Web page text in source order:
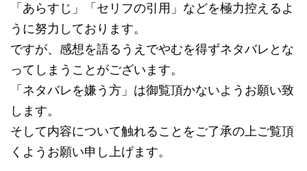
「あらすじ」「セリフの引用」などを極力控えるよ
うに努力しております。
ですが、感想を語るうえでやむを得ずネタバレとな
ってしまうことがございます。
「ネタバレを嫌う方」は御覧頂かないようお願い致
します。
そして内容について触れることをご了承の上ご覧頂
くようお願い申し上げます。